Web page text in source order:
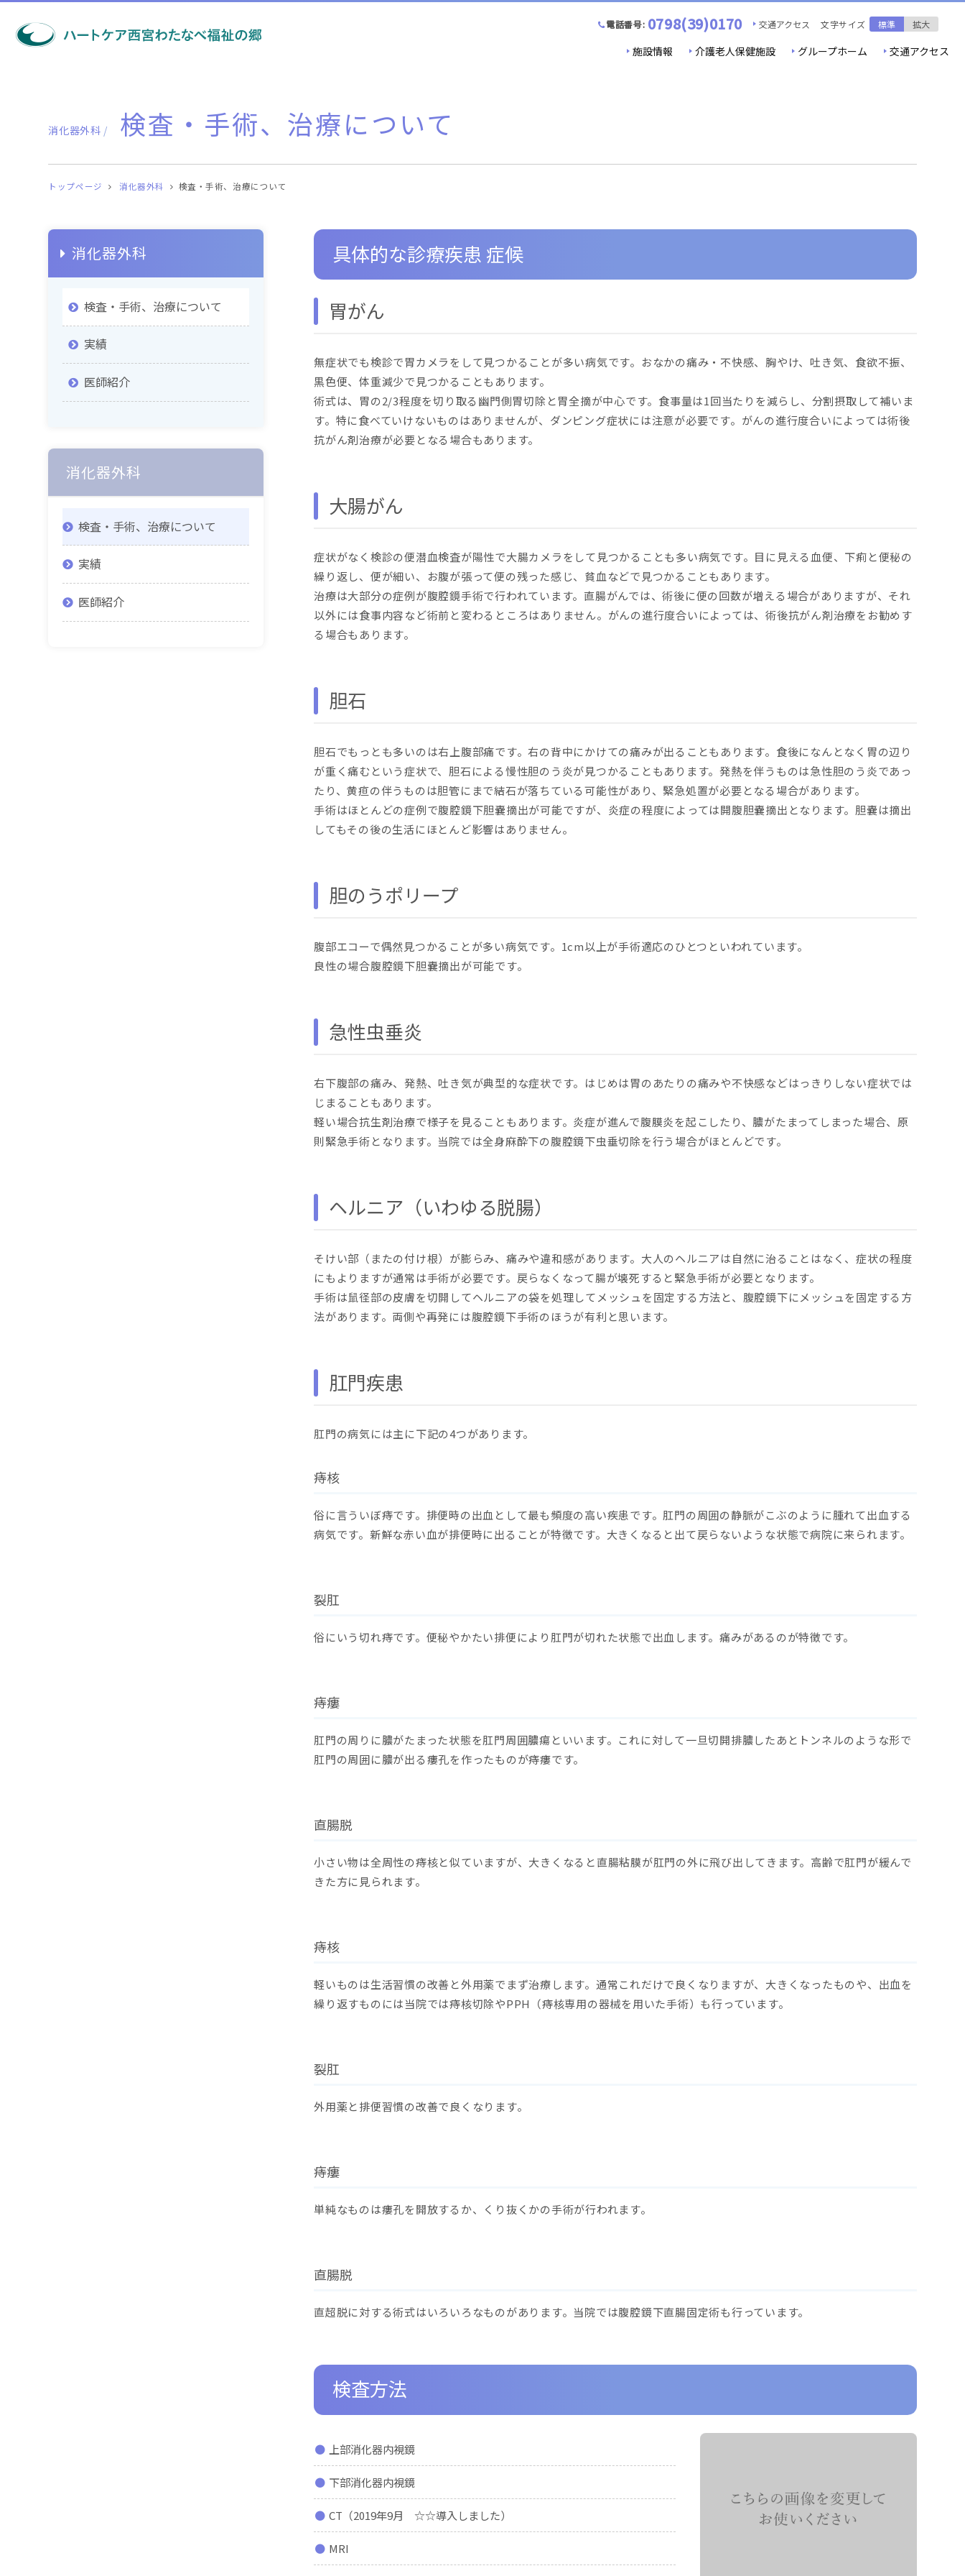
電話番号: 0798(39)0170 交通アクセス 文字サイズ 標準 拡大
施設情報 介護老人保健施設 グループホーム 交通アクセス
消化器外科 / 検査・手術、治療について
トップページ 消化器外科 検査・手術、治療について
具体的な診療疾患 症候
胃がん
無症状でも検診で胃カメラをして見つかることが多い病気です。おなかの痛み・不快感、胸やけ、吐き気、食欲不振、
黒色便、体重減少で見つかることもあります。
術式は、胃の2/3程度を切り取る幽門側胃切除と胃全摘が中心です。食事量は1回当たりを減らし、分割摂取して補いま
す。特に食べていけないものはありませんが、ダンピング症状には注意が必要です。がんの進行度合いによっては術後
抗がん剤治療が必要となる場合もあります。
大腸がん
症状がなく検診の便潜血検査が陽性で大腸カメラをして見つかることも多い病気です。目に見える血便、下痢と便秘の
繰り返し、便が細い、お腹が張って便の残った感じ、貧血などで見つかることもあります。
治療は大部分の症例が腹腔鏡手術で行われています。直腸がんでは、術後に便の回数が増える場合がありますが、それ
以外には食事内容など術前と変わるところはありません。がんの進行度合いによっては、術後抗がん剤治療をお勧めす
る場合もあります。
胆石
胆石でもっとも多いのは右上腹部痛です。右の背中にかけての痛みが出ることもあります。食後になんとなく胃の辺り
が重く痛むという症状で、胆石による慢性胆のう炎が見つかることもあります。発熱を伴うものは急性胆のう炎であっ
たり、黄疸の伴うものは胆管にまで結石が落ちている可能性があり、緊急処置が必要となる場合があります。
手術はほとんどの症例で腹腔鏡下胆嚢摘出が可能ですが、炎症の程度によっては開腹胆嚢摘出となります。胆嚢は摘出
してもその後の生活にほとんど影響はありません。
胆のうポリープ
腹部エコーで偶然見つかることが多い病気です。1cm以上が手術適応のひとつといわれています。
良性の場合腹腔鏡下胆嚢摘出が可能です。
急性虫垂炎
右下腹部の痛み、発熱、吐き気が典型的な症状です。はじめは胃のあたりの痛みや不快感などはっきりしない症状では
じまることもあります。
軽い場合抗生剤治療で様子を見ることもあります。炎症が進んで腹膜炎を起こしたり、膿がたまってしまった場合、原
則緊急手術となります。当院では全身麻酔下の腹腔鏡下虫垂切除を行う場合がほとんどです。
ヘルニア（いわゆる脱腸）
そけい部（またの付け根）が膨らみ、痛みや違和感があります。大人のヘルニアは自然に治ることはなく、症状の程度
にもよりますが通常は手術が必要です。戻らなくなって腸が壊死すると緊急手術が必要となります。
手術は鼠径部の皮膚を切開してヘルニアの袋を処理してメッシュを固定する方法と、腹腔鏡下にメッシュを固定する方
法があります。両側や再発には腹腔鏡下手術のほうが有利と思います。
肛門疾患
肛門の病気には主に下記の4つがあります。
痔核
俗に言ういぼ痔です。排便時の出血として最も頻度の高い疾患です。肛門の周囲の静脈がこぶのように腫れて出血する
病気です。新鮮な赤い血が排便時に出ることが特徴です。大きくなると出て戻らないような状態で病院に来られます。
裂肛
俗にいう切れ痔です。便秘やかたい排便により肛門が切れた状態で出血します。痛みがあるのが特徴です。
痔瘻
肛門の周りに膿がたまった状態を肛門周囲膿瘍といいます。これに対して一旦切開排膿したあとトンネルのような形で
肛門の周囲に膿が出る瘻孔を作ったものが痔瘻です。
直腸脱
小さい物は全周性の痔核と似ていますが、大きくなると直腸粘膜が肛門の外に飛び出してきます。高齢で肛門が緩んで
きた方に見られます。
痔核
軽いものは生活習慣の改善と外用薬でまず治療します。通常これだけで良くなりますが、大きくなったものや、出血を
繰り返すものには当院では痔核切除やPPH（痔核専用の器械を用いた手術）も行っています。
裂肛
外用薬と排便習慣の改善で良くなります。
痔瘻
単純なものは瘻孔を開放するか、くり抜くかの手術が行われます。
直腸脱
直超脱に対する術式はいろいろなものがあります。当院では腹腔鏡下直腸固定術も行っています。
検査方法
上部消化器内視鏡
下部消化器内視鏡
CT（2019年9月 ☆☆導入しました）
MRI
消化器外科
検査・手術、治療について
実績
医師紹介
消化器外科
検査・手術、治療について
実績
医師紹介